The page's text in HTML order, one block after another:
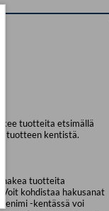
tuotteita etsimällä
tuotteen kentistä.
hakea tuotteita
kohdistaa hakusanat
-kentässä voi